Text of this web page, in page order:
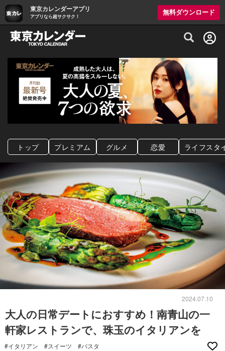
東京カレンダーアプリ
アプリなら超サクサク！
無料ダウンロード
グルメ情報・プレミアムレストラン予約
トップ プレミアム グルメ 恋愛 ライフスタ
2024.07.10
大人の日常デートにおすすめ！南青山の一
軒家レストランで、珠玉のイタリアンを
#イタリアン #スイーツ #パスタ